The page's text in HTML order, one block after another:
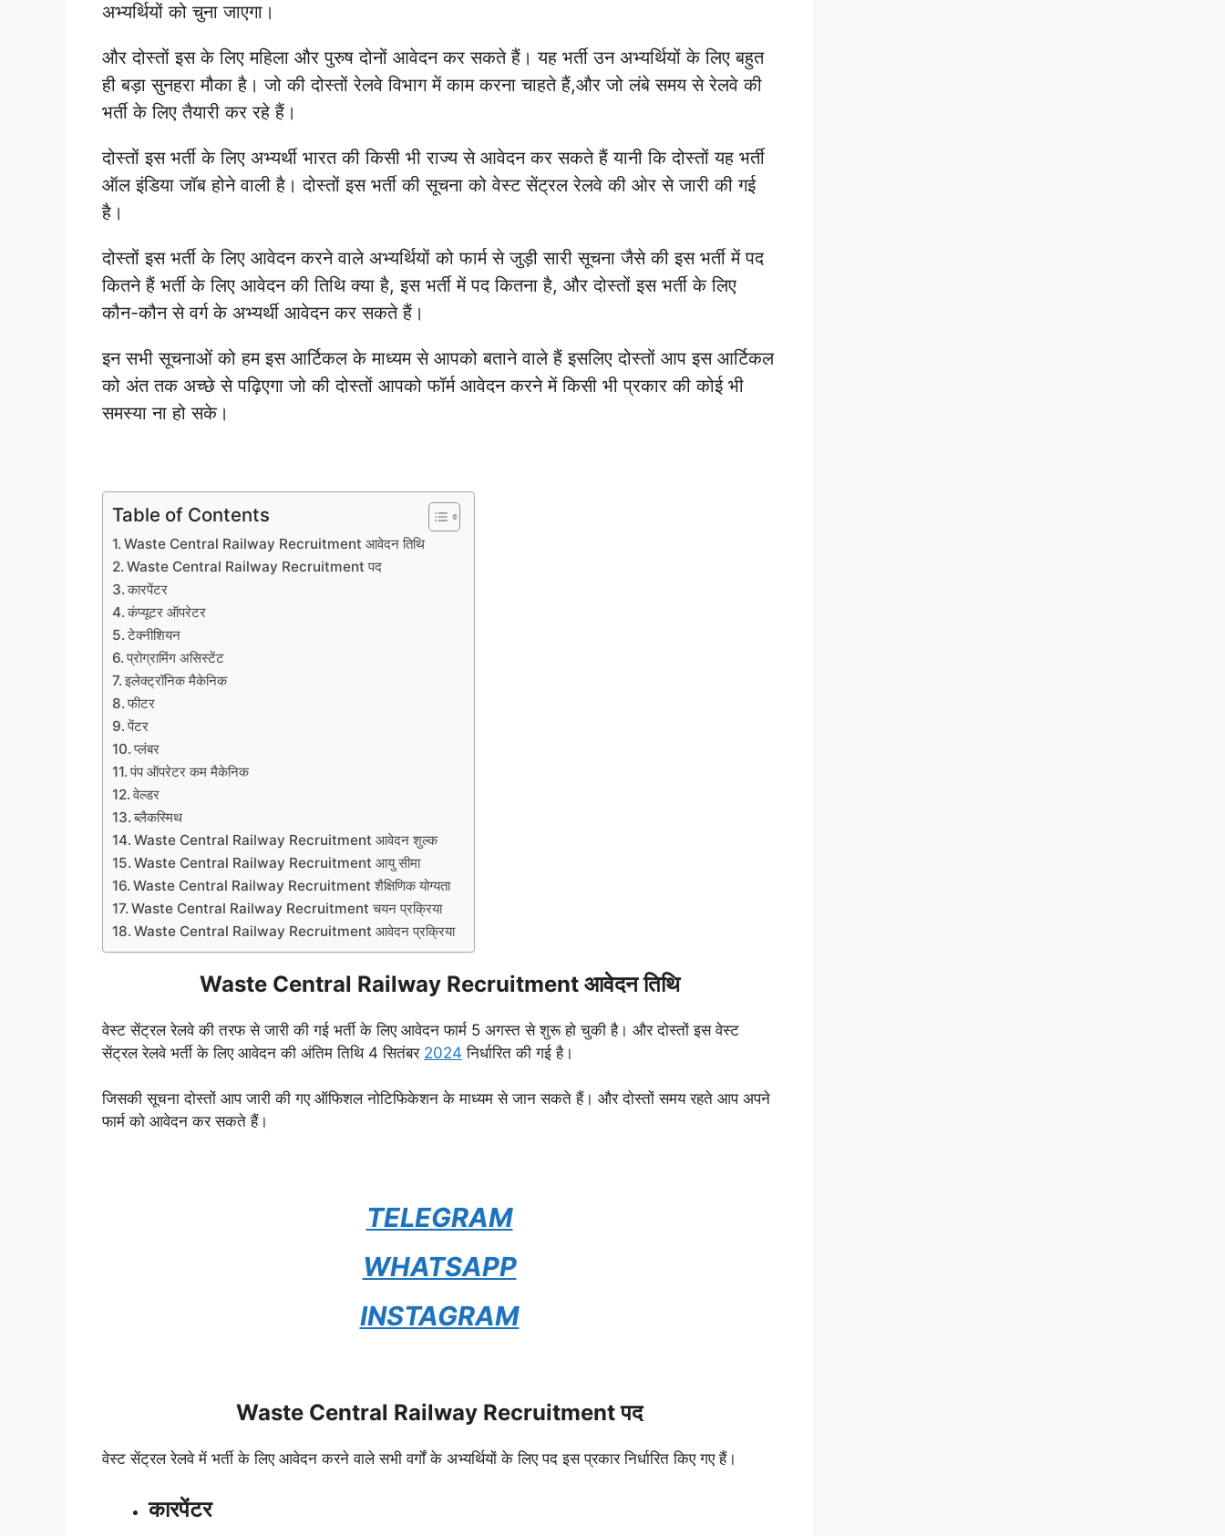
अभ्यर्थियों को चुना जाएगा।
और दोस्तों इस के लिए महिला और पुरुष दोनों आवेदन कर सकते हैं। यह भर्ती उन अभ्यर्थियों के लिए बहुत
ही बड़ा सुनहरा मौका है। जो की दोस्तों रेलवे विभाग में काम करना चाहते हैं,और जो लंबे समय से रेलवे की
भर्ती के लिए तैयारी कर रहे हैं।
दोस्तों इस भर्ती के लिए अभ्यर्थी भारत की किसी भी राज्य से आवेदन कर सकते हैं यानी कि दोस्तों यह भर्ती
ऑल इंडिया जॉब होने वाली है। दोस्तों इस भर्ती की सूचना को वेस्ट सेंट्रल रेलवे की ओर से जारी की गई
है।
दोस्तों इस भर्ती के लिए आवेदन करने वाले अभ्यर्थियों को फार्म से जुड़ी सारी सूचना जैसे की इस भर्ती में पद
कितने हैं भर्ती के लिए आवेदन की तिथि क्या है, इस भर्ती में पद कितना है, और दोस्तों इस भर्ती के लिए
कौन-कौन से वर्ग के अभ्यर्थी आवेदन कर सकते हैं।
इन सभी सूचनाओं को हम इस आर्टिकल के माध्यम से आपको बताने वाले हैं इसलिए दोस्तों आप इस आर्टिकल
को अंत तक अच्छे से पढ़िएगा जो की दोस्तों आपको फॉर्म आवेदन करने में किसी भी प्रकार की कोई भी
समस्या ना हो सके।
Table of Contents
Waste Central Railway Recruitment आवेदन तिथि
Waste Central Railway Recruitment पद
कारपेंटर
कंप्यूटर ऑपरेटर
टेक्नीशियन
प्रोग्रामिंग असिस्टेंट
इलेक्ट्रॉनिक मैकेनिक
फीटर
पेंटर
प्लंबर
पंप ऑपरेटर कम मैकेनिक
वेल्डर
ब्लैकस्मिथ
Waste Central Railway Recruitment आवेदन शुल्क
Waste Central Railway Recruitment आयु सीमा
Waste Central Railway Recruitment शैक्षिणिक योग्यता
Waste Central Railway Recruitment चयन प्रक्रिया
Waste Central Railway Recruitment आवेदन प्रक्रिया
Waste Central Railway Recruitment आवेदन तिथि
वेस्ट सेंट्रल रेलवे की तरफ से जारी की गई भर्ती के लिए आवेदन फार्म 5 अगस्त से शुरू हो चुकी है। और दोस्तों इस वेस्ट
सेंट्रल रेलवे भर्ती के लिए आवेदन की अंतिम तिथि 4 सितंबर 2024 निर्धारित की गई है।
जिसकी सूचना दोस्तों आप जारी की गए ऑफिशल नोटिफिकेशन के माध्यम से जान सकते हैं। और दोस्तों समय रहते आप अपने
फार्म को आवेदन कर सकते हैं।
TELEGRAM
WHATSAPP
INSTAGRAM
Waste Central Railway Recruitment पद
वेस्ट सेंट्रल रेलवे में भर्ती के लिए आवेदन करने वाले सभी वर्गों के अभ्यर्थियों के लिए पद इस प्रकार निर्धारित किए गए हैं।
कारपेंटर